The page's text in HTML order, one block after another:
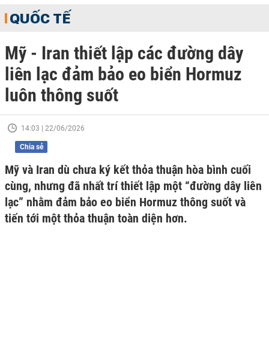
QUỐC TẾ
Mỹ - Iran thiết lập các đường dây
liên lạc đảm bảo eo biển Hormuz
luôn thông suốt
14:03 | 22/06/2026
Chia sẻ
Mỹ và Iran dù chưa ký kết thỏa thuận hòa bình cuối
cùng, nhưng đã nhất trí thiết lập một “đường dây liên
lạc” nhằm đảm bảo eo biển Hormuz thông suốt và
tiến tới một thỏa thuận toàn diện hơn.